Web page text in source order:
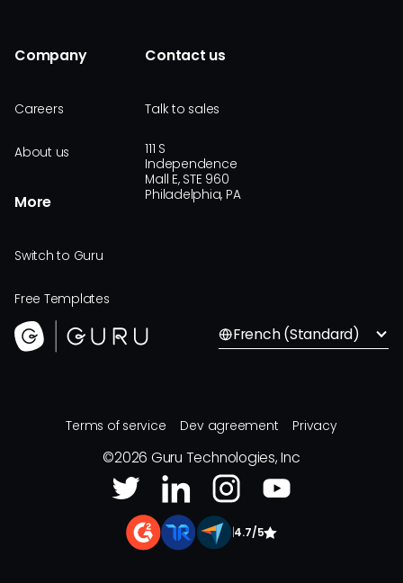
Company
Careers
About us
More
Switch to Guru
Free Templates
Contact us
Talk to sales
111 S
Independence
Mall E, STE 960
Philadelphia, PA
French (Standard)
Terms of service Dev agreement Privacy
©2026 Guru Technologies, Inc
|4.7/5